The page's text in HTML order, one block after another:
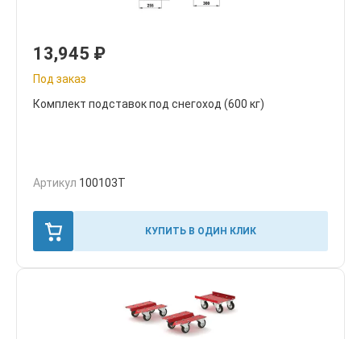
13,945 ₽
Под заказ
Комплект подставок под снегоход (600 кг)
Артикул 100103T
КУПИТЬ В ОДИН КЛИК